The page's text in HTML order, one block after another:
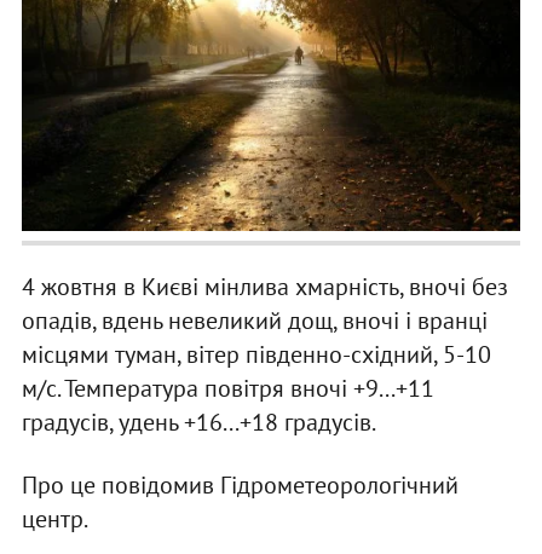
4 жовтня в Києві мінлива хмарність, вночі без
опадів, вдень невеликий дощ, вночі і вранці
місцями туман, вітер південно-східний, 5-10
м/с. Температура повітря вночі +9...+11
градусів, удень +16...+18 градусів.
Про це повідомив Гідрометеорологічний
центр.